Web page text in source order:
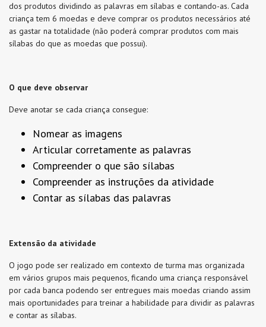
dos produtos dividindo as palavras em sílabas e contando-as. Cada
criança tem 6 moedas e deve comprar os produtos necessários até
as gastar na totalidade (não poderá comprar produtos com mais
sílabas do que as moedas que possui).
O que deve observar
Deve anotar se cada criança consegue:
Nomear as imagens
Articular corretamente as palavras
Compreender o que são sílabas
Compreender as instruções da atividade
Contar as sílabas das palavras
Extensão da atividade
O jogo pode ser realizado em contexto de turma mas organizada
em vários grupos mais pequenos, ficando uma criança responsável
por cada banca podendo ser entregues mais moedas criando assim
mais oportunidades para treinar a habilidade para dividir as palavras
e contar as sílabas.